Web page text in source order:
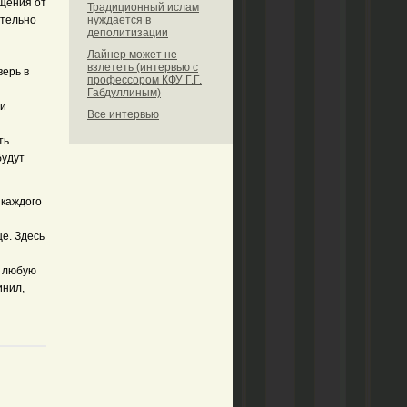
от
в
Здесь
любую
Традиционный ислам
нуждается в
деполитизации
Лайнер может не
взлететь (интервью с
профессором КФУ Г.Г.
Габдуллиным)
Все интервью